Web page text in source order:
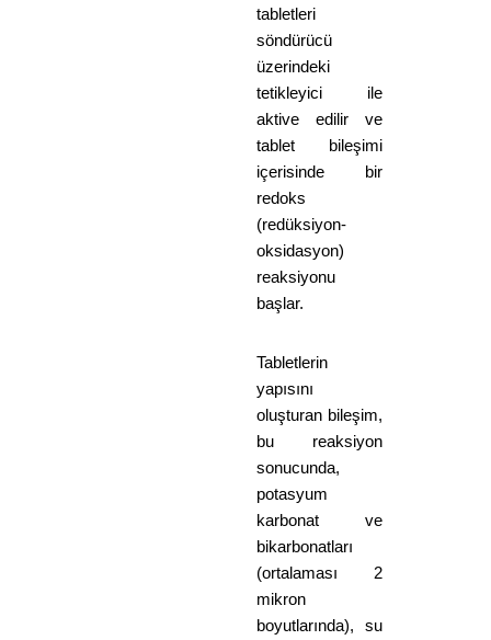
tabletleri
söndürücü
üzerindeki
tetikleyici ile
aktive edilir ve
tablet bileşimi
içerisinde bir
redoks
(redüksiyon-
oksidasyon)
reaksiyonu
başlar.
Tabletlerin
yapısını
oluşturan bileşim,
bu reaksiyon
sonucunda,
potasyum
karbonat ve
bikarbonatları
(ortalaması 2
mikron
boyutlarında), su